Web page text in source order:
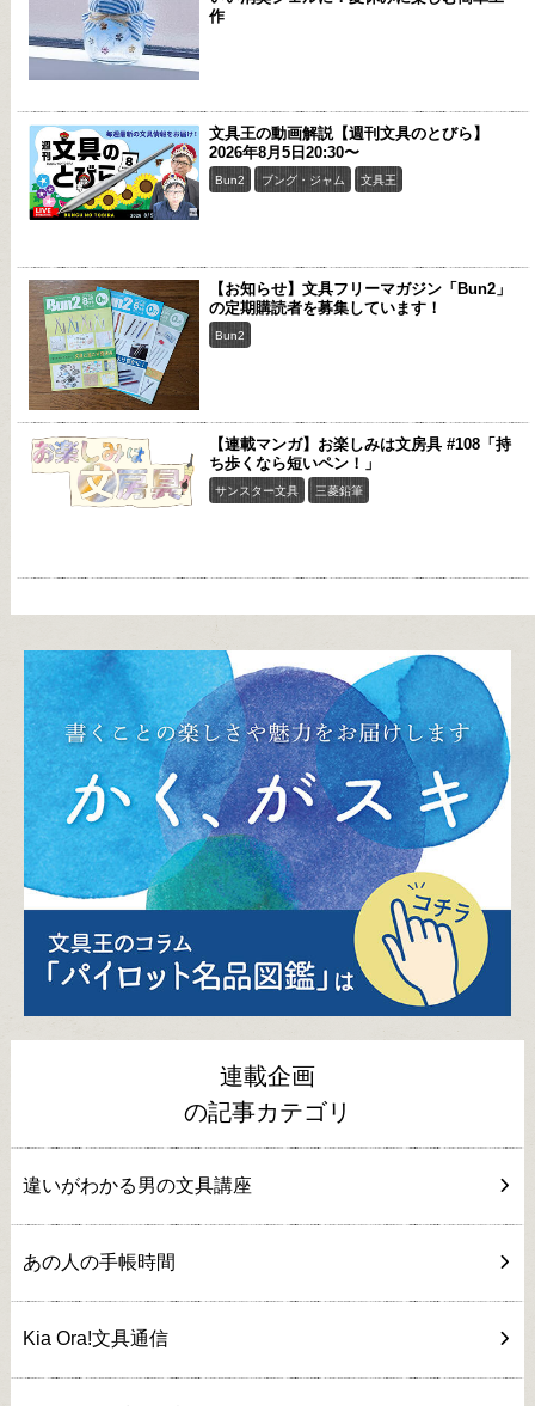
作
文具王の動画解説【週刊文具のとびら】
2026年8月5日20:30〜
Bun2 ブング・ジャム 文具王
【お知らせ】文具フリーマガジン「Bun2」
の定期購読者を募集しています！
Bun2
【連載マンガ】お楽しみは文房具 #108「持
ち歩くなら短いペン！」
サンスター文具 三菱鉛筆
連載企画
の記事カテゴリ
違いがわかる男の文具講座
あの人の手帳時間
Kia Ora!文具通信